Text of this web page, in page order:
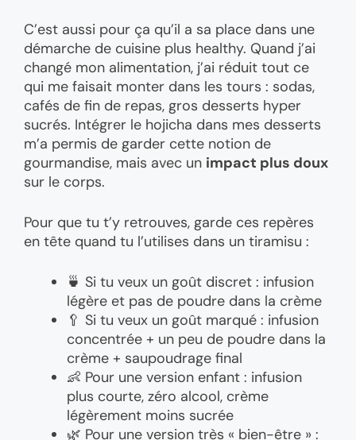
C’est aussi pour ça qu’il a sa place dans une
démarche de cuisine plus healthy. Quand j’ai
changé mon alimentation, j’ai réduit tout ce
qui me faisait monter dans les tours : sodas,
cafés de fin de repas, gros desserts hyper
sucrés. Intégrer le hojicha dans mes desserts
m’a permis de garder cette notion de
gourmandise, mais avec un impact plus doux
sur le corps.
Pour que tu t’y retrouves, garde ces repères
en tête quand tu l’utilises dans un tiramisu :
🍵 Si tu veux un goût discret : infusion
légère et pas de poudre dans la crème
🥄 Si tu veux un goût marqué : infusion
concentrée + un peu de poudre dans la
crème + saupoudrage final
👶 Pour une version enfant : infusion
plus courte, zéro alcool, crème
légèrement moins sucrée
🌿 Pour une version très « bien-être » :